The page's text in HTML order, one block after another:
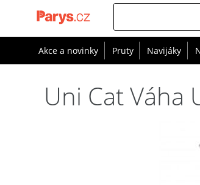
Akce a novinky Pruty Navijáky
Uni Cat Váha